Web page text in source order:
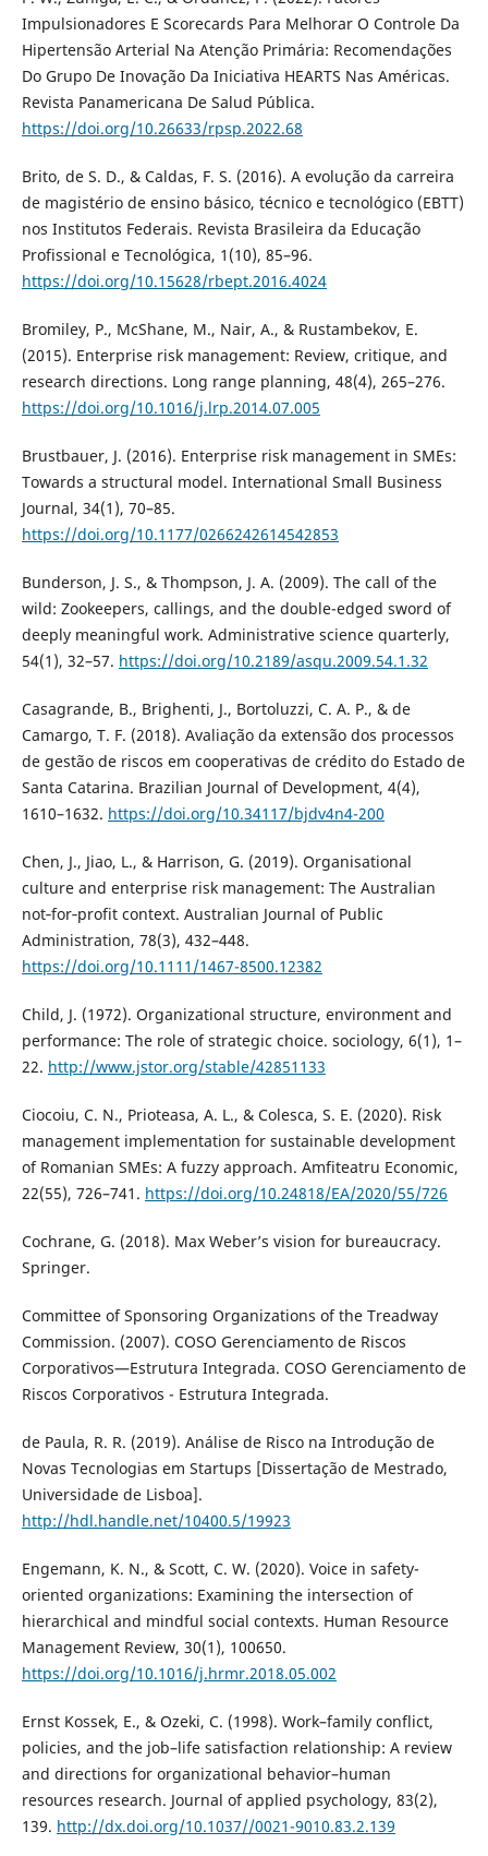
Impulsionadores E Scorecards Para Melhorar O Controle Da
Hipertensão Arterial Na Atenção Primária: Recomendações
Do Grupo De Inovação Da Iniciativa HEARTS Nas Américas.
Revista Panamericana De Salud Pública.
https://doi.org/10.26633/rpsp.2022.68
Brito, de S. D., & Caldas, F. S. (2016). A evolução da carreira
de magistério de ensino básico, técnico e tecnológico (EBTT)
nos Institutos Federais. Revista Brasileira da Educação
Profissional e Tecnológica, 1(10), 85–96.
https://doi.org/10.15628/rbept.2016.4024
Bromiley, P., McShane, M., Nair, A., & Rustambekov, E.
(2015). Enterprise risk management: Review, critique, and
research directions. Long range planning, 48(4), 265–276.
https://doi.org/10.1016/j.lrp.2014.07.005
Brustbauer, J. (2016). Enterprise risk management in SMEs:
Towards a structural model. International Small Business
Journal, 34(1), 70–85.
https://doi.org/10.1177/0266242614542853
Bunderson, J. S., & Thompson, J. A. (2009). The call of the
wild: Zookeepers, callings, and the double-edged sword of
deeply meaningful work. Administrative science quarterly,
54(1), 32–57. https://doi.org/10.2189/asqu.2009.54.1.32
Casagrande, B., Brighenti, J., Bortoluzzi, C. A. P., & de
Camargo, T. F. (2018). Avaliação da extensão dos processos
de gestão de riscos em cooperativas de crédito do Estado de
Santa Catarina. Brazilian Journal of Development, 4(4),
1610–1632. https://doi.org/10.34117/bjdv4n4-200
Chen, J., Jiao, L., & Harrison, G. (2019). Organisational
culture and enterprise risk management: The Australian
not‐for‐profit context. Australian Journal of Public
Administration, 78(3), 432–448.
https://doi.org/10.1111/1467-8500.12382
Child, J. (1972). Organizational structure, environment and
performance: The role of strategic choice. sociology, 6(1), 1–
22. http://www.jstor.org/stable/42851133
Ciocoiu, C. N., Prioteasa, A. L., & Colesca, S. E. (2020). Risk
management implementation for sustainable development
of Romanian SMEs: A fuzzy approach. Amfiteatru Economic,
22(55), 726–741. https://doi.org/10.24818/EA/2020/55/726
Cochrane, G. (2018). Max Weber’s vision for bureaucracy.
Springer.
Committee of Sponsoring Organizations of the Treadway
Commission. (2007). COSO Gerenciamento de Riscos
Corporativos—Estrutura Integrada. COSO Gerenciamento de
Riscos Corporativos - Estrutura Integrada.
de Paula, R. R. (2019). Análise de Risco na Introdução de
Novas Tecnologias em Startups [Dissertação de Mestrado,
Universidade de Lisboa].
http://hdl.handle.net/10400.5/19923
Engemann, K. N., & Scott, C. W. (2020). Voice in safety-
oriented organizations: Examining the intersection of
hierarchical and mindful social contexts. Human Resource
Management Review, 30(1), 100650.
https://doi.org/10.1016/j.hrmr.2018.05.002
Ernst Kossek, E., & Ozeki, C. (1998). Work–family conflict,
policies, and the job–life satisfaction relationship: A review
and directions for organizational behavior–human
resources research. Journal of applied psychology, 83(2),
139. http://dx.doi.org/10.1037//0021-9010.83.2.139